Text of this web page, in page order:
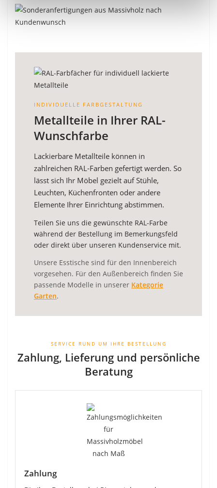
INDIVIDUELLE FARBGESTALTUNG
Metallteile in Ihrer RAL-
Wunschfarbe
Lackierbare Metallteile können in
zahlreichen RAL-Farben gefertigt werden. So
lässt sich Ihr Möbel gezielt auf Stühle,
Leuchten, Küchenfronten oder andere
Elemente Ihrer Einrichtung abstimmen.
Teilen Sie uns die gewünschte RAL-Farbe
während der Bestellung im Bemerkungsfeld
oder direkt über unseren Kundenservice mit.
Unsere Esstische sind für den Innenbereich
vorgesehen. Für den Außenbereich finden Sie
passende Modelle in unserer Kategorie
Garten.
SERVICE RUND UM IHRE BESTELLUNG
Zahlung, Lieferung und persönliche
Beratung
Zahlung